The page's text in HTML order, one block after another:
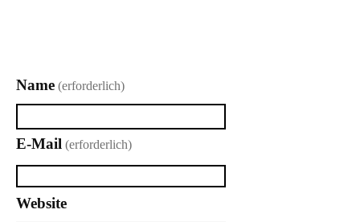
Name (erforderlich)
E-Mail (erforderlich)
Website